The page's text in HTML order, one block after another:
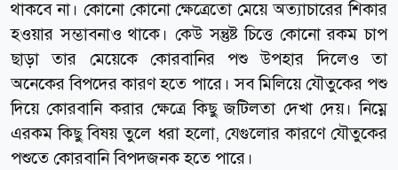
থাকবে না। কোনো কোনো ক্ষেত্রেতো মেয়ে অত্যাচারের শিকার
হওয়ার সম্ভাবনাও থাকে। কেউ সন্তুষ্ট চিত্তে কোনো রকম চাপ
ছাড়া তার মেয়েকে কোরবানির পশু উপহার দিলেও তা
অনেকের বিপদের কারণ হতে পারে। সব মিলিয়ে যৌতুকের পশু
দিয়ে কোরবানি করার ক্ষেত্রে কিছু জটিলতা দেখা দেয়। নিম্নে
এরকম কিছু বিষয় তুলে ধরা হলো, যেগুলোর কারণে যৌতুকের
পশুতে কোরবানি বিপদজনক হতে পারে।